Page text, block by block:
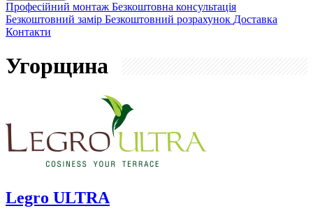
Професійний монтаж Безкоштовна консультація
Безкоштовний замір Безкоштовний розрахунок Доставка
Контакти
Угорщина
Legro ULTRA